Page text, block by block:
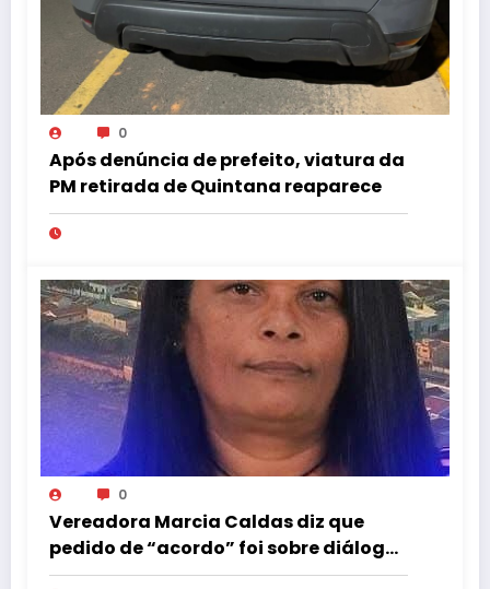
0
Após denúncia de prefeito, viatura da
PM retirada de Quintana reaparece
0
Vereadora Marcia Caldas diz que
pedido de “acordo” foi sobre diálogo
institucional